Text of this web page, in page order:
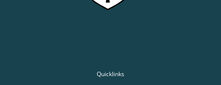
Quicklinks